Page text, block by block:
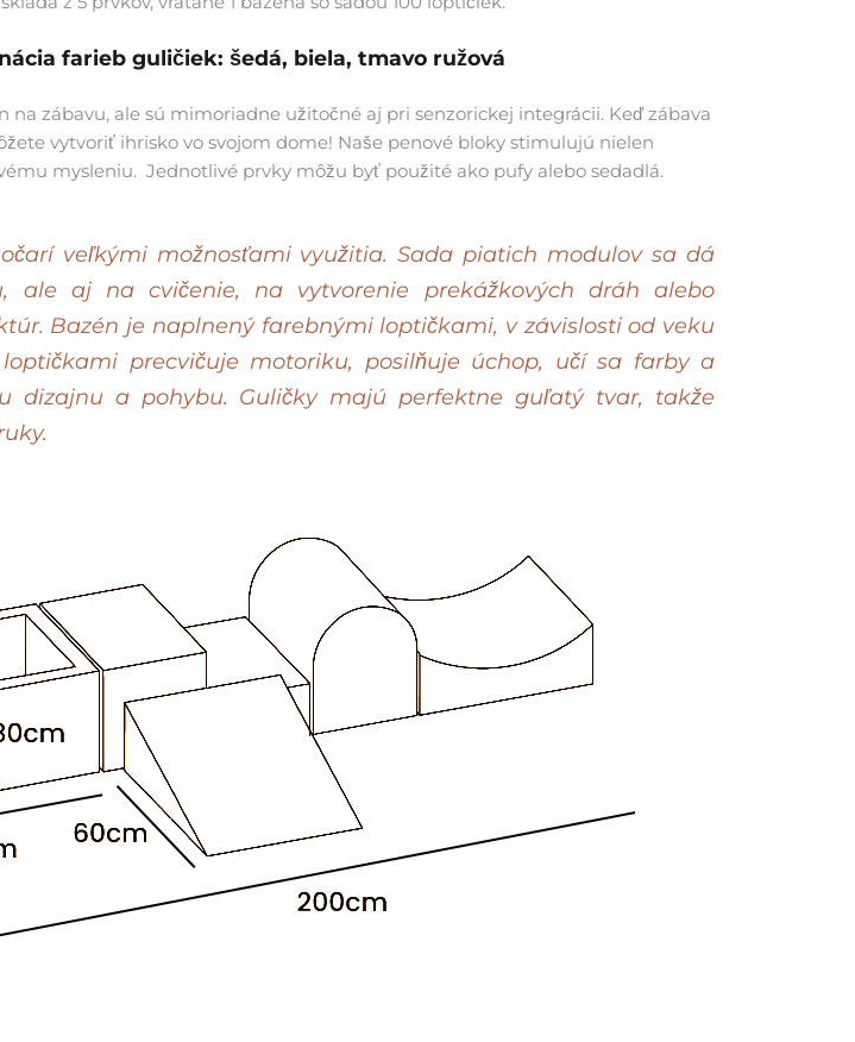
farieb guličiek: šedá, biela, tmavo ružová
na zábavu, ale sú mimoriadne užitočné aj pri senzorickej integrácii. Keď zábava
vytvoriť ihrisko vo svojom dome! Naše penové bloky stimulujú nielen
mysleniu. Jednotlivé prvky môžu byť použité ako pufy alebo sedadlá.
veľkými možnosťami využitia.Sada piatich modulov sa dá
ale aj na cvičenie, na vytvorenie prekážkových dráh alebo
Bazén je naplnený farebnými loptičkami, v závislosti od veku
precvičuje motoriku, posilňuje úchop, učí sa farby a
dizajnu a pohybu. Guličky majú perfektne guľatý tvar, takže